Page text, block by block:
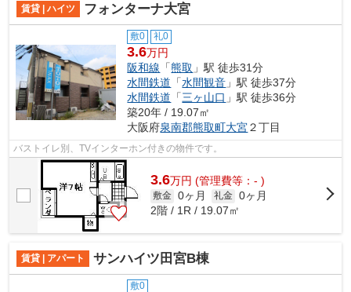
賃貸 | ハイツ フォンターナ大宮
敷0 礼0
3.6万円
阪和線 「熊取 」駅 徒歩31分
水間鉄道 「水間観音 」駅 徒歩37分
水間鉄道 「三ヶ山口 」駅 徒歩36分
築20年 / 19.07㎡
大阪府泉南郡熊取町大宮２丁目
バストイレ別、TVインターホン付きの物件です。
3.6万円 (管理費等：- )
敷金 0ヶ月 礼金 0ヶ月
2階 / 1R / 19.07㎡
賃貸 | アパート サンハイツ田宮B棟
敷0